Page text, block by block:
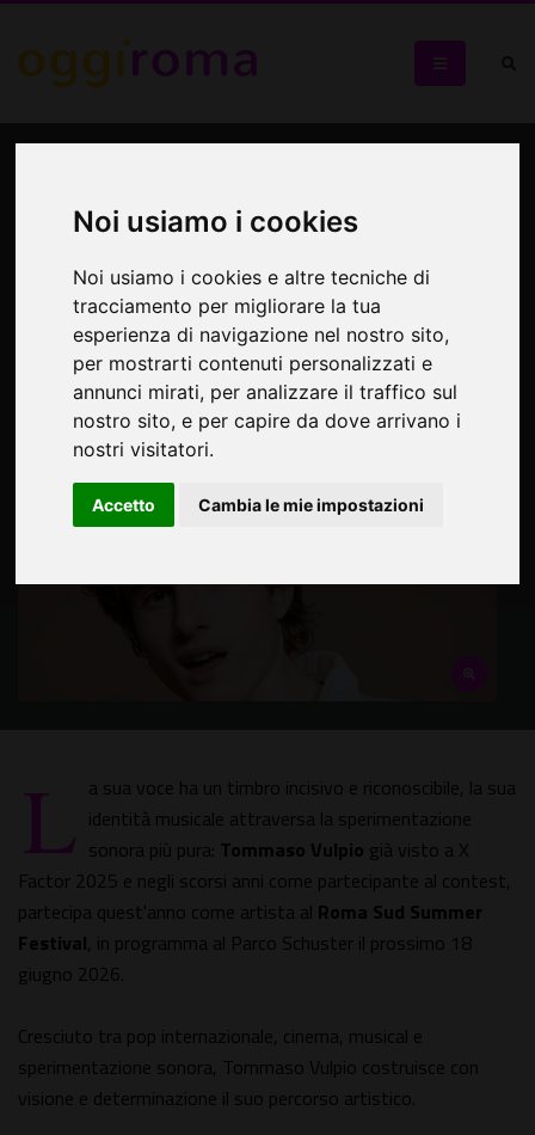
Noi usiamo i cookies
Noi usiamo i cookies e altre tecniche di
tracciamento per migliorare la tua
esperienza di navigazione nel nostro sito,
per mostrarti contenuti personalizzati e
annunci mirati, per analizzare il traffico sul
nostro sito, e per capire da dove arrivano i
nostri visitatori.
Accetto Cambia le mie impostazioni
Tommaso Vulpio al Roma
Sud Summer Festival
Porta 2 brani inediti della sua ormai vasta produzione
musicale
L a sua voce ha un timbro incisivo e riconoscibile, la sua
identità musicale attraversa la sperimentazione
sonora più pura: Tommaso Vulpio già visto a X
Factor 2025 e negli scorsi anni come partecipante al contest,
partecipa quest'anno come artista al Roma Sud Summer
Festival, in programma al Parco Schuster il prossimo 18
giugno 2026.
Cresciuto tra pop internazionale, cinema, musical e
sperimentazione sonora, Tommaso Vulpio costruisce con
visione e determinazione il suo percorso artistico.